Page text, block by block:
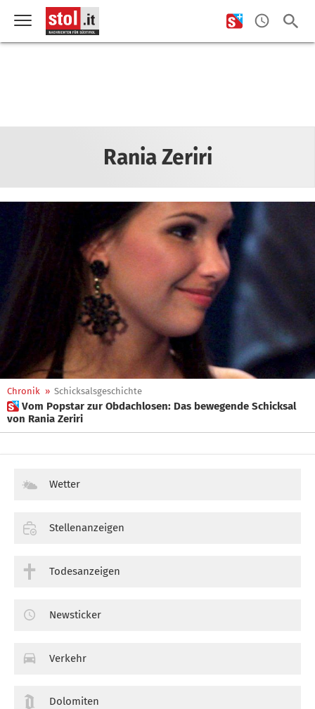
Rania Zeriri
Chronik » Schicksalsgeschichte
 Vom Popstar zur Obdachlosen: Das bewegende Schicksal
von Rania Zeriri
Wetter
Stellenanzeigen
Todesanzeigen
Newsticker
Verkehr
Dolomiten